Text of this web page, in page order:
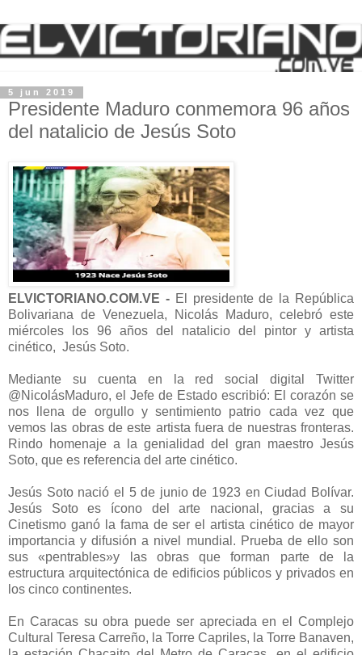
5 jun 2019
Presidente Maduro conmemora 96 años
del natalicio de Jesús Soto
ELVICTORIANO.COM.VE - El presidente de la República
Bolivariana de Venezuela, Nicolás Maduro, celebró este
miércoles los 96 años del natalicio del pintor y artista
cinético, Jesús Soto.
Mediante su cuenta en la red social digital Twitter
@NicolásMaduro, el Jefe de Estado escribió: El corazón se
nos llena de orgullo y sentimiento patrio cada vez que
vemos las obras de este artista fuera de nuestras fronteras.
Rindo homenaje a la genialidad del gran maestro Jesús
Soto, que es referencia del arte cinético.
Jesús Soto nació el 5 de junio de 1923 en Ciudad Bolívar.
Jesús Soto es ícono del arte nacional, gracias a su
Cinetismo ganó la fama de ser el artista cinético de mayor
importancia y difusión a nivel mundial. Prueba de ello son
sus «pentrables»y las obras que forman parte de la
estructura arquitectónica de edificios públicos y privados en
los cinco continentes.
En Caracas su obra puede ser apreciada en el Complejo
Cultural Teresa Carreño, la Torre Capriles, la Torre Banaven,